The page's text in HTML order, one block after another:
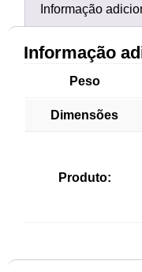
Informação
Informação
Peso
Dimensões
Produto: